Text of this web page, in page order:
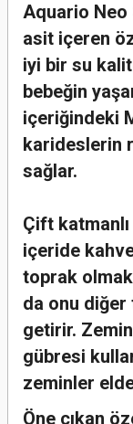
Aquario Neo
asit içeren
iyi bir su
bebeğin
içeriğindeki
karideslerin
sağlar.
Çift
içeride
toprak
da onu
getirir.
gübresi
zeminler
Öne çıkan